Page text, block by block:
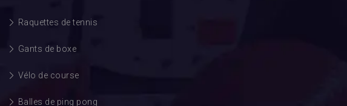
Raquettes de tennis
Gants de boxe
Vélo de course
Balles de ping pong